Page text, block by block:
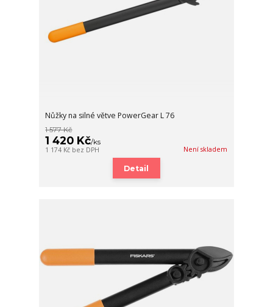
Nůžky na silné větve PowerGear L 76
1 577 Kč
1 420 Kč/ks
1 174 Kč bez DPH Není skladem
Detail